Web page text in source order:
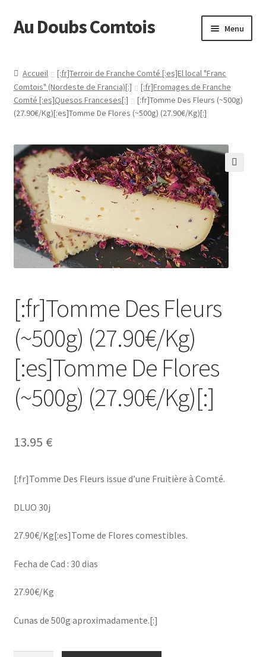
Aller
à
Aller
au
Au Doubs Comtois Menu
[:fr]Actualités[:es]Actualidad[:]
[:fr]Au Doubs Comtois :[:es]Tienda QUESOS y AHUMADOS :
[:fr]Conditions générales de vente[:es]Condiciones
Generales de Venta[:]
[:fr]Connexion[:]
[:fr]Contact[:es]Contacto[:]
[:fr]Mon compte[:es]Mi cuenta[:]
[:fr]Newsletter[:]
[:fr]Panier[:es]Carrito[:]
[:fr]Tarif complet[:]
Accueil
[:fr]Terroir de Franche Comté [:es]El local "Franc
Comtois" (Nordeste de Francia)[:]
[:fr]Fromages de Franche
Comté [:es]Quesos Franceses[:]
[:fr]Tomme Des Fleurs (~500g)
(27.90€/Kg)[:es]Tomme De Flores (~500g) (27.90€/Kg)[:]
[:fr]Tomme Des Fleurs
(~500g) (27.90€/Kg)
[:es]Tomme De Flores
(~500g) (27.90€/Kg)[:]
13.95 €
[:fr]Tomme Des Fleurs issue d’une Fruitière à Comté.
DLUO 30j
27.90€/Kg[:es]Tome de Flores comestibles.
Fecha de Cad : 30 dias
27.90€/Kg
Cunas de 500g aproximadamente.[:]